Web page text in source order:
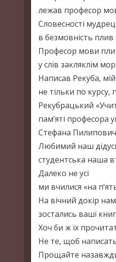
лежав професор
Словесності
в безмовність
Професор мови
у слів закляклім
Написав Рекуба,
не тільки по
Рекубрацький
пам’яті професора
Стефана
Любимий наш
студентська наша
Далеко не усі
ми вчилися «на
На вічний докір нам
зостались ваші
Хоч би ж їх
Не те, щоб
Прощайте